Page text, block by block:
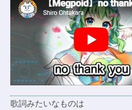
歌詞みたいなものは